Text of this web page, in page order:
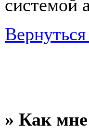
системой
» Как мне